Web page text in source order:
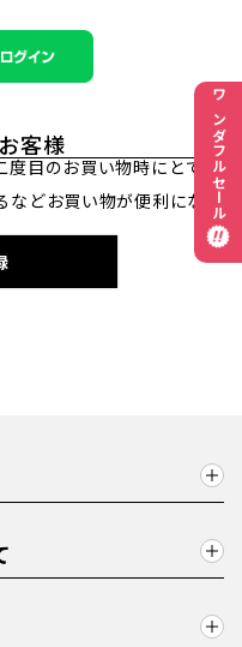
客様
目のお買い物時にとて
どお買い物が便利にな ワンダフルセール